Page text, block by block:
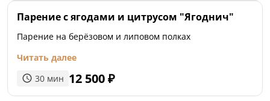
Парение с ягодами и цитрусом "Ягоднич"
Парение на берёзовом и липовом полках
Читать далее
30 мин 12 500₽